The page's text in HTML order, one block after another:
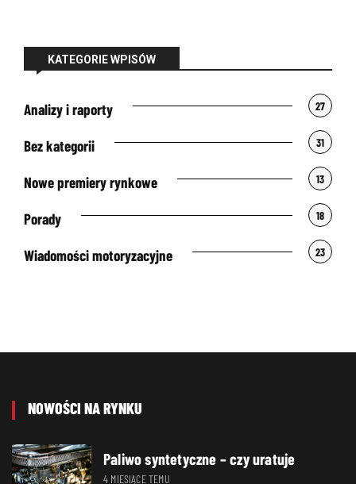
KATEGORIE WPISÓW
Analizy i raporty 27
Bez kategorii 31
Nowe premiery rynkowe 13
Porady 18
Wiadomości motoryzacyjne 23
NOWOŚCI NA RYNKU
Paliwo syntetyczne – czy uratuje
4 MIESIĄCE TEMU